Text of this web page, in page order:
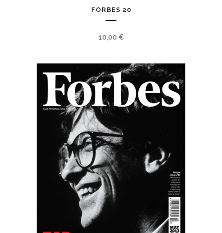
FORBES 20
10,00 €